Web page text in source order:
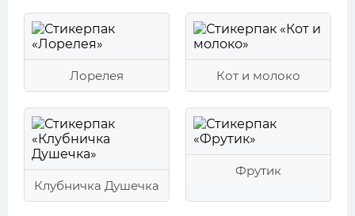
Лорелея Кот и молоко
Клубничка Душечка
Фрутик